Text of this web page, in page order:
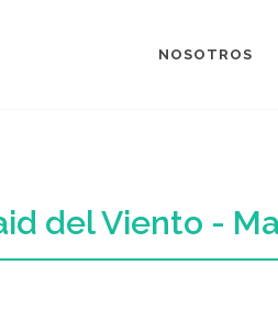
NOSOTROS
del Viento -